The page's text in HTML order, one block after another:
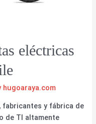
eléctricas
hugoaraya.com
fabricantes y fábrica de
de TI altamente